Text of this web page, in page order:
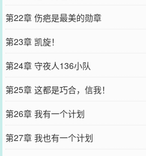
第22章 伤疤是最美的勋章
第23章 凯旋！
第24章 守夜人136小队
第25章 这都是巧合，信我！
第26章 我有一个计划
第27章 我也有一个计划